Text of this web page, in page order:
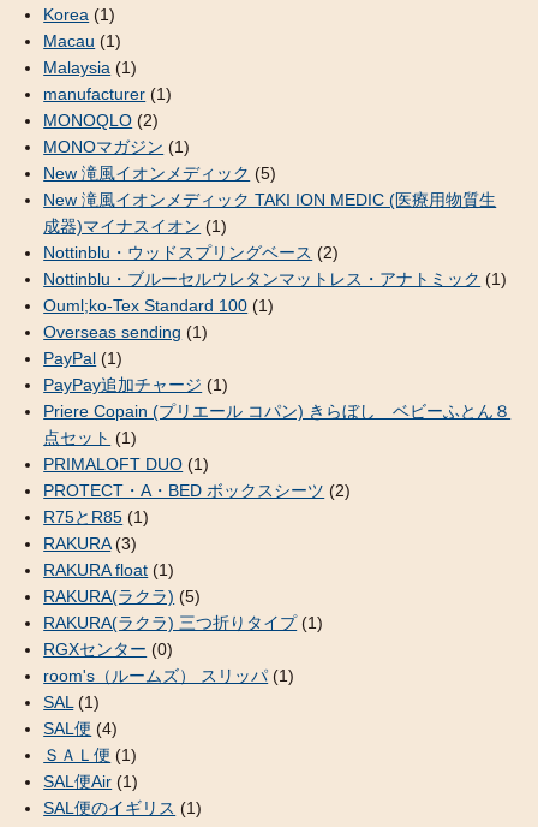
Korea (1)
Macau (1)
Malaysia (1)
manufacturer (1)
MONOQLO (2)
MONOマガジン (1)
New 滝風イオンメディック (5)
New 滝風イオンメディック TAKI ION MEDIC (医療用物質生
成器)マイナスイオン (1)
Nottinblu・ウッドスプリングベース (2)
Nottinblu・ブルーセルウレタンマットレス・アナトミック (1)
Ouml;ko-Tex Standard 100 (1)
Overseas sending (1)
PayPal (1)
PayPay追加チャージ (1)
Priere Copain (プリエール コパン) きらぼし ベビーふとん８
点セット (1)
PRIMALOFT DUO (1)
PROTECT・A・BED ボックスシーツ (2)
R75とR85 (1)
RAKURA(3)
RAKURA float (1)
RAKURA(ラクラ) (5)
RAKURA(ラクラ) 三つ折りタイプ(1)
RGXセンター (0)
room's（ルームズ） スリッパ (1)
SAL(1)
SAL便 (4)
ＳＡＬ便 (1)
SAL便Air (1)
SAL便のイギリス (1)